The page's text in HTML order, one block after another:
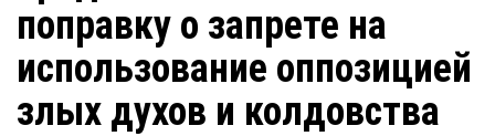
поправку о запрете на
использование оппозицией
злых духов и колдовства